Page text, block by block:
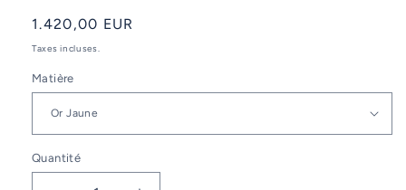
Prix
habituel
1.420,00 EUR
Taxes incluses.
Matière
Quantité